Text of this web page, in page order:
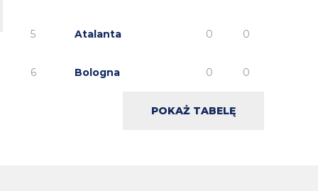
5 Atalanta 0 0
6 Bologna 0 0
POKAŻ TABELĘ